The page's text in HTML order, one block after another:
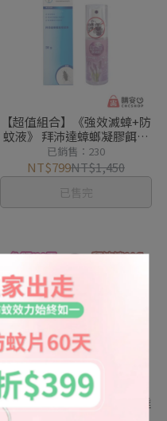
【超值組合】《強效滅蟑+防
蚊液》 拜沛達蟑螂凝膠餌劑
30g+森之浴薰衣草防蚊液
已銷售：230
NT$799NT$1,450
已售完
【終極滅蟑+防蚊片】拜沛達
蟑螂凝膠餌劑30G+免叮防蚊